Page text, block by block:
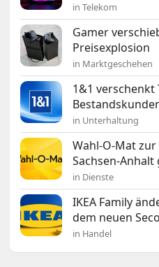
in Telekom
Gamer
Preisexplosion
in Marktgeschehen
1&1 verschenkt
in Unterhaltung
Wahl-O-Mat
Sachsen-
in Dienste
IKEA Family
dem neuen
in Handel